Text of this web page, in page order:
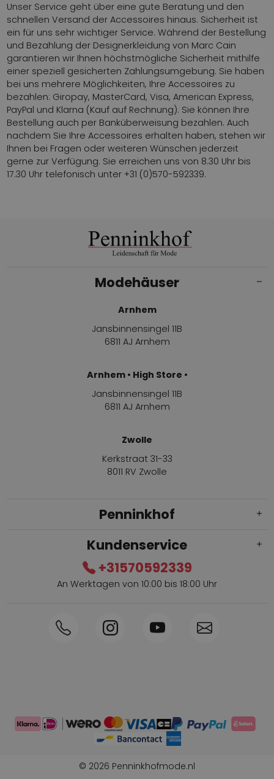
Unser Service geht über eine gute Beratung und den
schnellen Versand der Accessoires hinaus. Sicherheit ist
ein für uns sehr wichtiger Service. Während der Bestellung
und Bezahlung der Designerkleidung von Marc Cain
garantieren wir Ihnen höchstmögliche Sicherheit mithilfe
einer speziell gesicherten Zahlungsumgebung. Sie haben
bei uns mehrere Möglichkeiten, Ihre Accessoires zu
bezahlen: Giropay, MasterCard, Visa, American Express,
PayPal und Klarna (Kauf auf Rechnung). Sie können Ihre
Bestellung auch per Banküberweisung bezahlen. Auch
nachdem Sie Ihre Accessoires erhalten haben, stehen wir
Ihnen bei Fragen oder weiteren Wünschen jederzeit
gerne zur Verfügung. Sie erreichen uns von 8.30 Uhr bis
17.30 Uhr telefonisch unter +31 (0)570-592339.
Modehäuser
Arnhem
Jansbinnensingel 11B
6811 AJ Arnhem
Arnhem • High Store •
Jansbinnensingel 11B
6811 AJ Arnhem
Zwolle
Kerkstraat 31-33
8011 RV Zwolle
Penninkhof
Innerhalb von 1-3 Tagen geliefert
Persönliche Beratung: 0031-570592339
Kundenservice
+31570592339
An Werktagen von 10:00 bis 18:00 Uhr
© 2026 Penninkhofmode.nl